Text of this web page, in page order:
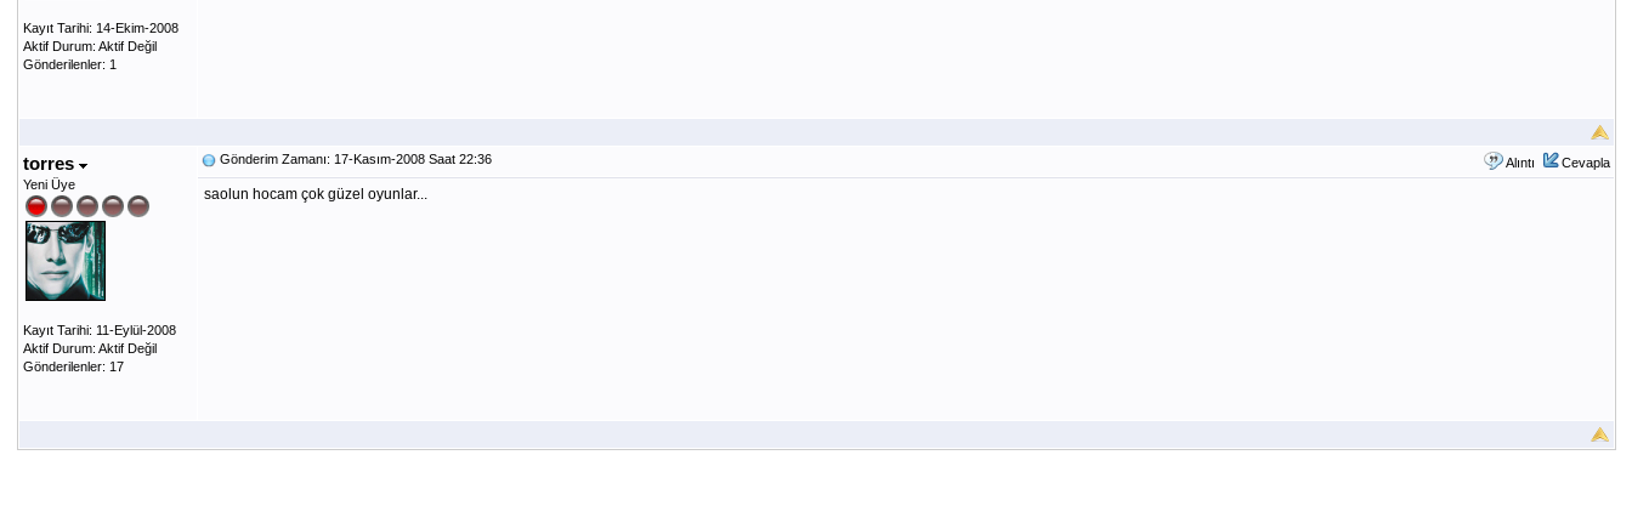
Kayıt Tarihi: 14-Ekim-2008
Aktif Durum: Aktif Değil
Gönderilenler: 1
torres
Yeni Üye
Kayıt Tarihi: 11-Eylül-2008
Aktif Durum: Aktif Değil
Gönderilenler: 17
Alıntı Cevapla
Gönderim Zamanı: 17-Kasım-2008 Saat 22:36
saolun hocam çok güzel oyunlar...